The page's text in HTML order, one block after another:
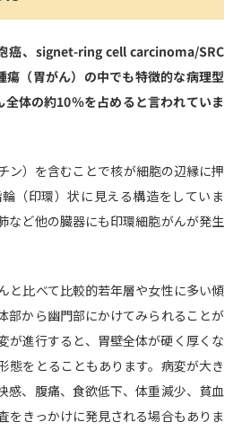
癌、signet-ring cell carcinoma/SRC
瘍（胃がん）の中でも特徴的な病理型
体の約10％を占めると言われていま
ン）を含むことで核が細胞の辺縁に押
（印環）状に見える構造をしていま
など他の臓器にも印環細胞がんが発生
と比べて比較的若年層や女性に多い傾
部から幽門部にかけてみられることが
が進行すると、胃壁全体が硬く厚くな
態をとることもあります。病変が大き
感、腹痛、食欲低下、体重減少、貧血
をきっかけに発見される場合もありま